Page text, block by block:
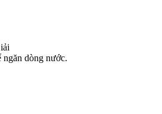
ngăn dòng nước.